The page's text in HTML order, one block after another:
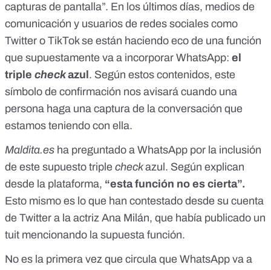
capturas de pantalla”. En los últimos días, medios de
comunicación y usuarios de redes sociales como
Twitter o TikTokse están haciendo eco de una función
que supuestamente va a incorporar WhatsApp: el
triple checkazul . Según estos contenidos, este
símbolo de confirmación nos avisará cuando una
persona haga una captura de la conversación que
estamos teniendo con ella.
Maldita.es ha preguntado a WhatsApp por la inclusión
de este supuesto triple checkazul . Según explican
desde la plataforma, “esta función no es cierta”.
Esto mismo es lo que han contestado desde su cuenta
de Twitter a la actriz Ana Milán, que había publicado un
tuit mencionando la supuesta función.
No es la primera vez que circula que WhatsApp va a